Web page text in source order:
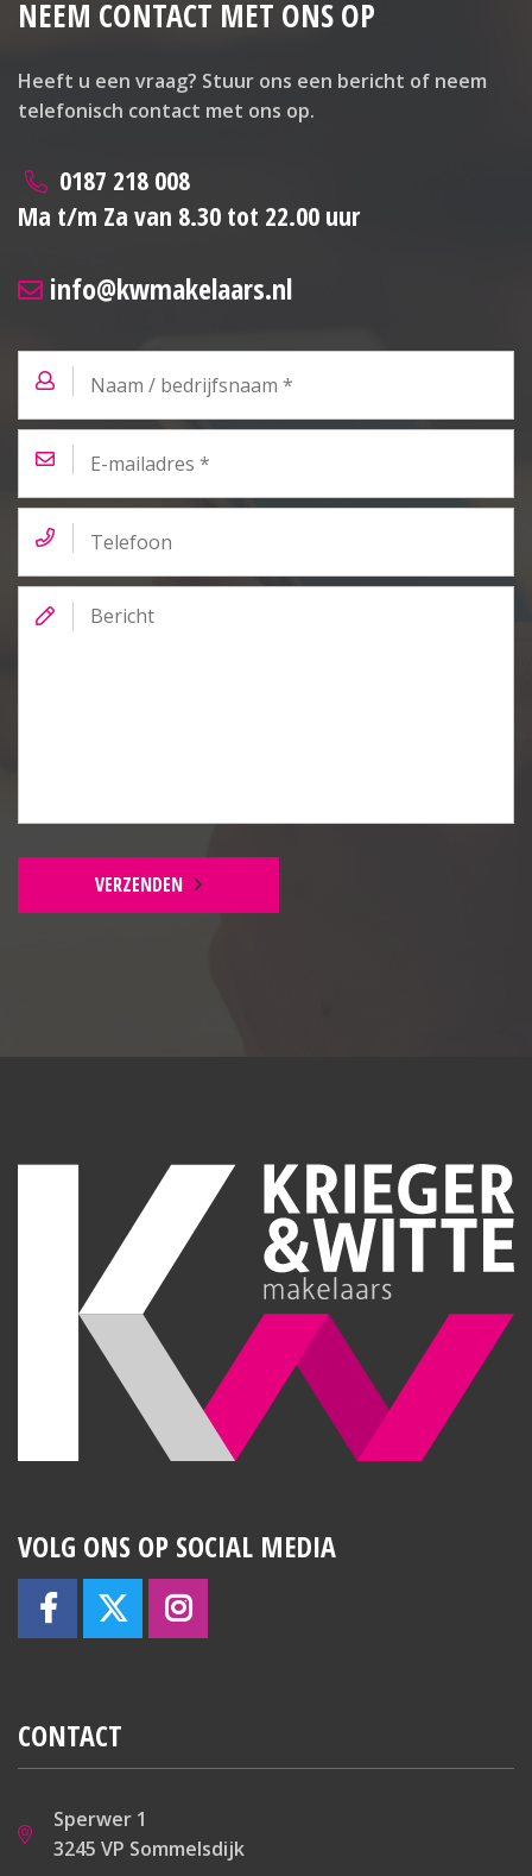
NEEM CONTACT MET ONS OP
Heeft u een vraag? Stuur ons een bericht of neem
telefonisch contact met ons op.
0187 218 008
Ma t/m Za van 8.30 tot 22.00 uur
info@kwmakelaars.nl
bedrijfsnaam *
mailadres
*
VERZENDEN
VOLG ONS OP SOCIAL MEDIA
CONTACT
Sperwer 1
3245 VP Sommelsdijk